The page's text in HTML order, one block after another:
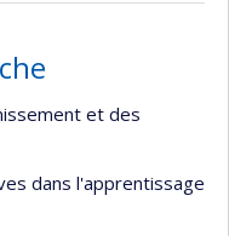
et des
dans l'apprentissage